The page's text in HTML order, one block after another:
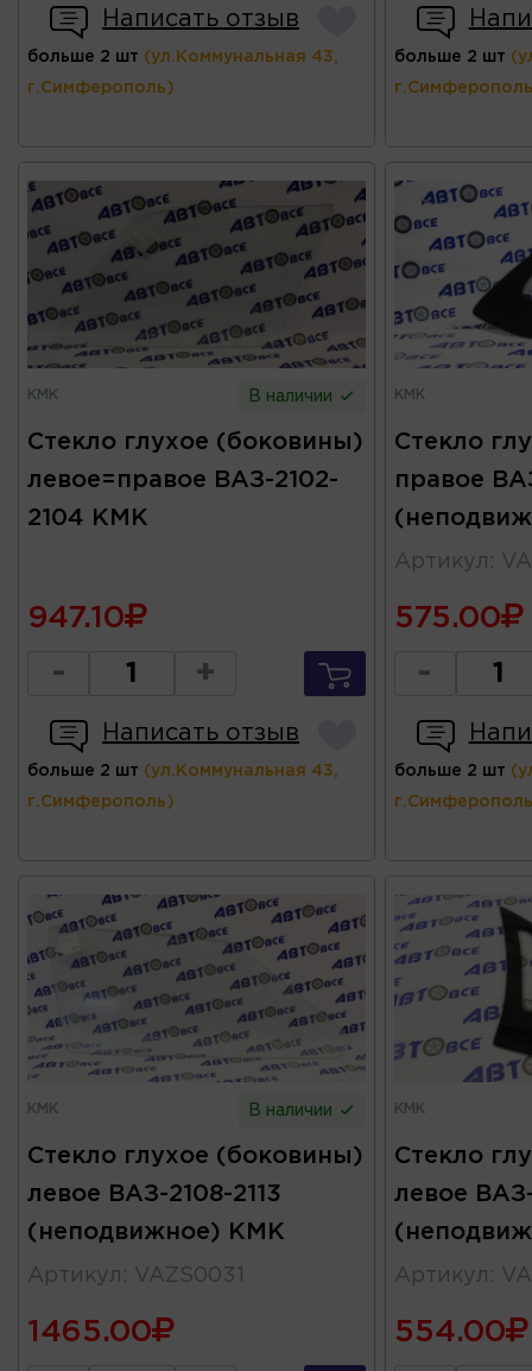
Написать отзыв
больше 2 шт (ул.Коммунальная 43,
г.Симферополь)
больше 2 шт
КМК В наличии
Стекло глухое (боковины)
левое=правое ВАЗ-2102-
2104 КМК
947.10
- +
Написать отзыв
больше 2 шт (ул.Коммунальная 43,
г.Симферополь)
КМК
Стекло
правое
Артикул :
575.00
-
больше 2 шт
КМК В наличии
Стекло глухое (боковины)
левое ВАЗ-2108-2113
(неподвижное) КМК
Артикул : VAZS0031
1465.00
КМК
Стекло
левое
Артикул :
554.00